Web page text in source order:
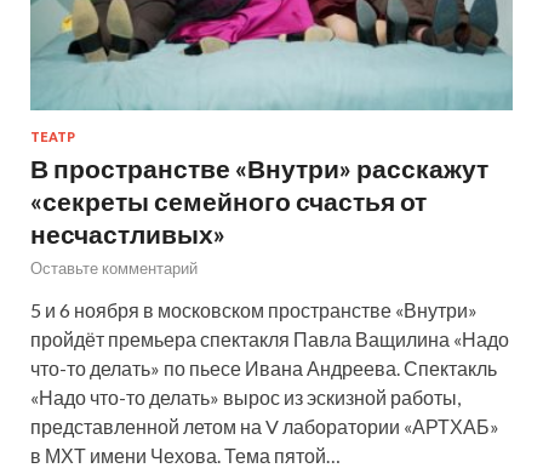
ТЕАТР
В пространстве «Внутри» расскажут
«секреты семейного счастья от
несчастливых»
Оставьте комментарий
5 и 6 ноября в московском пространстве «Внутри»
пройдёт премьера спектакля Павла Ващилина «Надо
что-то делать» по пьесе Ивана Андреева. Спектакль
«Надо что-то делать» вырос из эскизной работы,
представленной летом на V лаборатории «АРТХАБ»
в МХТ имени Чехова. Тема пятой…